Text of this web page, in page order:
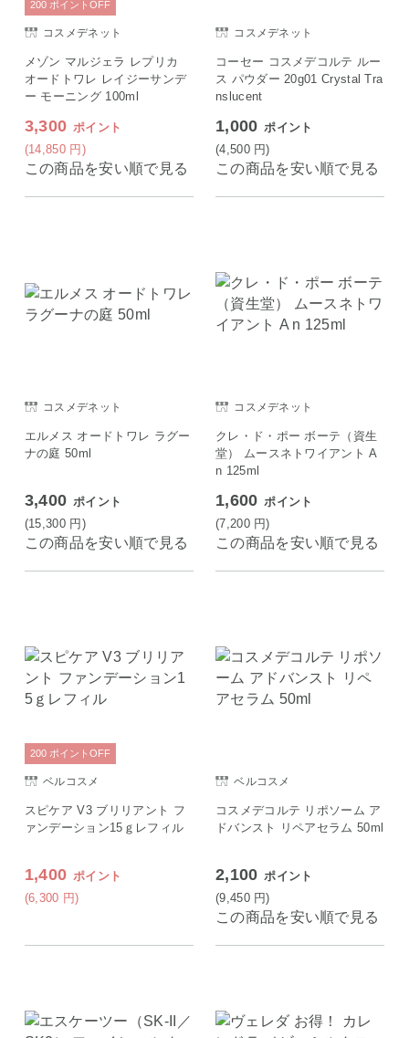
コスメデネット
メゾン マルジェラ レプリカ
オードトワレ レイジーサンデ
ー モーニング 100ml
3,300 ポイント
(14,850 円)
200 ポイント OFF
この商品を安い順で見る
コスメデネット
コーセー コスメデコルテ ルー
ス パウダー 20g01 Crystal Tra
nslucent
1,000 ポイント
(4,500 円)
この商品を安い順で見る
コスメデネット
エルメス オードトワレ ラグー
ナの庭 50ml
3,400 ポイント
(15,300 円)
この商品を安い順で見る
コスメデネット
クレ・ド・ポー ボーテ（資生
堂） ムースネトワイアント A
n 125ml
1,600 ポイント
(7,200 円)
この商品を安い順で見る
ベルコスメ
スピケア V3 ブリリアント フ
ァンデーション15ｇレフィル
1,400 ポイント
(6,300 円)
200 ポイント OFF
ベルコスメ
コスメデコルテ リポソーム ア
ドバンスト リペアセラム 50ml
2,100 ポイント
(9,450 円)
この商品を安い順で見る